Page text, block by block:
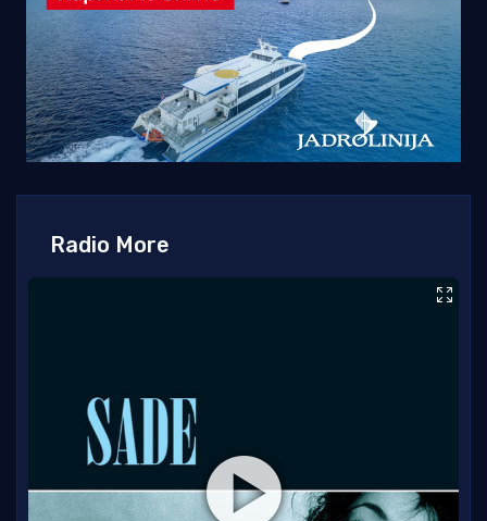
Radio More